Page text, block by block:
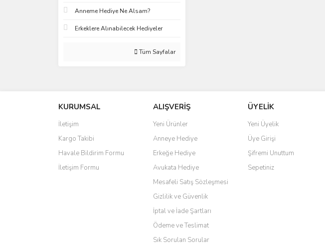
Anneme Hediye Ne Alsam?
Erkeklere Alınabilecek Hediyeler
Tüm Sayfalar
KURUMSAL
İletişim
Kargo Takibi
Havale Bildirim Formu
İletişim Formu
ALIŞVERİŞ
Yeni Ürünler
Anneye Hediye
Erkeğe Hediye
Avukata Hediye
Mesafeli Satış Sözleşmesi
Gizlilik ve Güvenlik
İptal ve İade Şartları
Ödeme ve Teslimat
Sık Sorulan Sorular
ÜYELİK
Yeni Üyelik
Üye Girişi
Şifremi Unuttum
Sepetiniz